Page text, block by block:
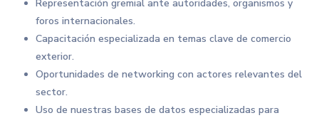
Representación gremial ante autoridades, organismos y
foros internacionales.
Capacitación especializada en temas clave de comercio
exterior.
Oportunidades de networking con actores relevantes del
sector.
Uso de nuestras bases de datos especializadas para